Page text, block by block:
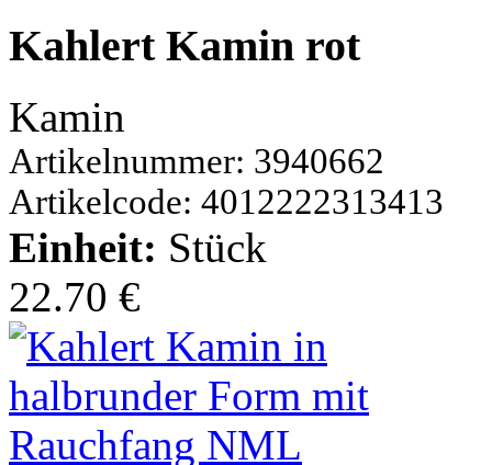
Kahlert Kamin rot
Kamin
Artikelnummer: 3940662
Artikelcode: 4012222313413
Einheit: Stück
22.70 €